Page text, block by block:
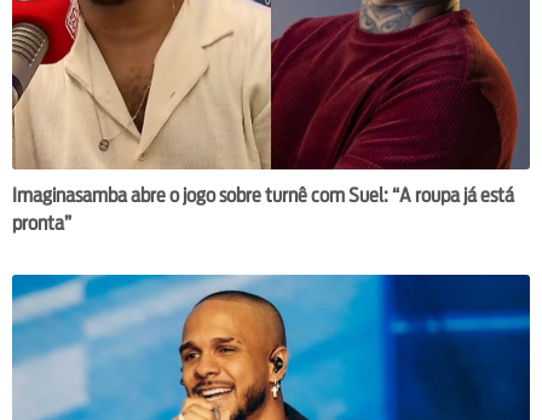
Imaginasamba abre o jogo sobre turnê com Suel: “A roupa já está
pronta”